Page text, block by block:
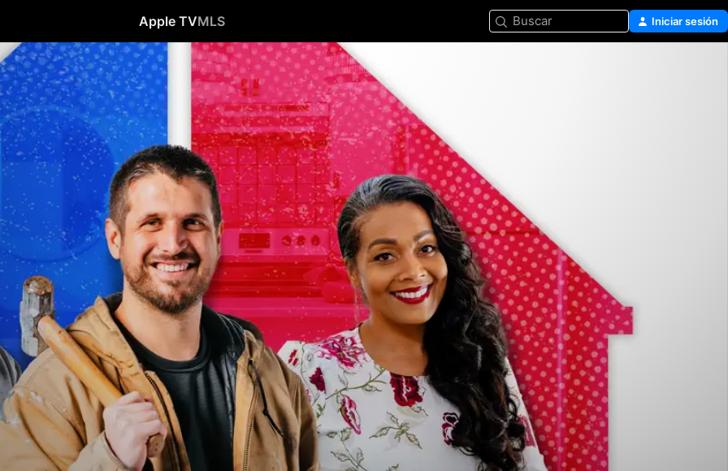
Apple TVMLS Buscar Iniciar sesión